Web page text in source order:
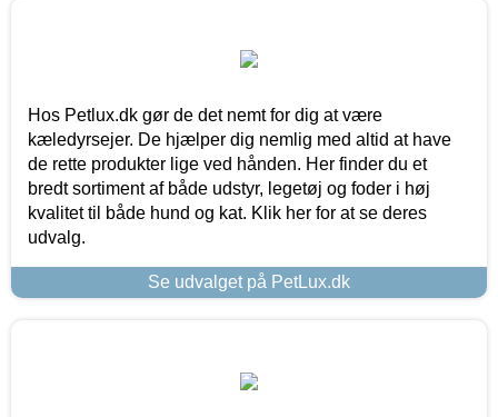
Hos Petlux.dk gør de det nemt for dig at være
kæledyrsejer. De hjælper dig nemlig med altid at have
de rette produkter lige ved hånden. Her finder du et
bredt sortiment af både udstyr, legetøj og foder i høj
kvalitet til både hund og kat. Klik her for at se deres
udvalg.
Se udvalget på PetLux.dk